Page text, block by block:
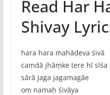
Read Har
Shivay
hara hara mahādeva śivā
caṃdā jhāṃke tere hī sīśa
sārā jaga jagamagāe
oṃ namaḥ śivāya